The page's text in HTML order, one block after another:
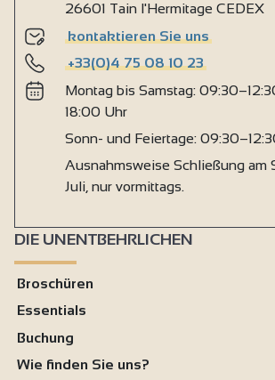
26601 Tain l'Hermitage CEDEX
kontaktieren Sie uns
+33(0)4 75 08 10 23
Montag bis Samstag:
18:00 Uhr
Sonn- und Feiertage:
Ausnahmsweise Schließung am
Juli, nur vormittags.
DIE UNENTBEHRLICHEN
Broschüren
Essentials
Buchung
Wie finden Sie uns?